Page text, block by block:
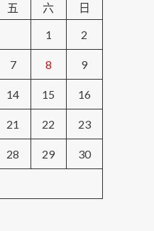
五 六
日
1
2
7 8 9
14 15 16
21 22 23
28 29 30